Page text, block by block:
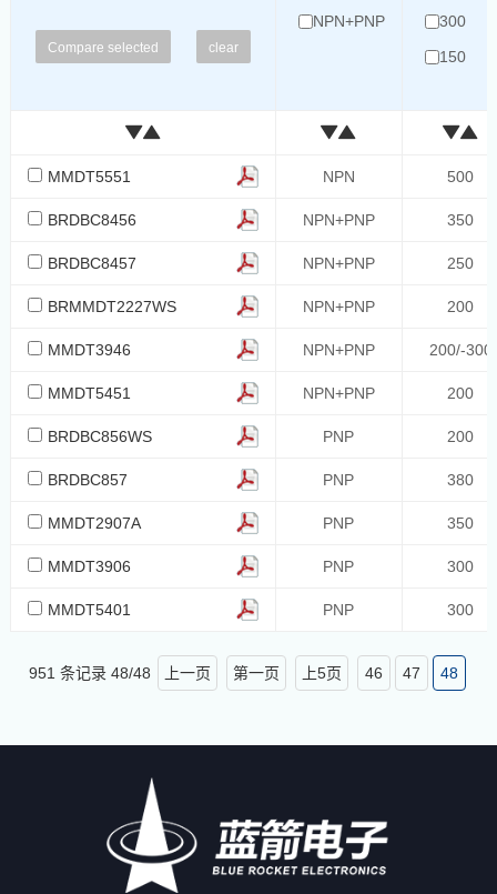
clear
NPN+PNP
300
150
310
400
375
333
-300
1300
1000
600
1200
MMDT5551 NPN 500
BRDBC8456 NPN+PNP 350
BRDBC8457 NPN+PNP 250
BRMMDT2227WS NPN+PNP 200
MMDT3946 NPN+PNP 200/-300
MMDT5451 NPN+PNP 200
BRDBC856WS PNP 200
BRDBC857 PNP 380
MMDT2907A PNP 350
MMDT3906 PNP 300
MMDT5401 PNP 300
951 条记录 48/48 上一页 第一页 上5页 46 47 48